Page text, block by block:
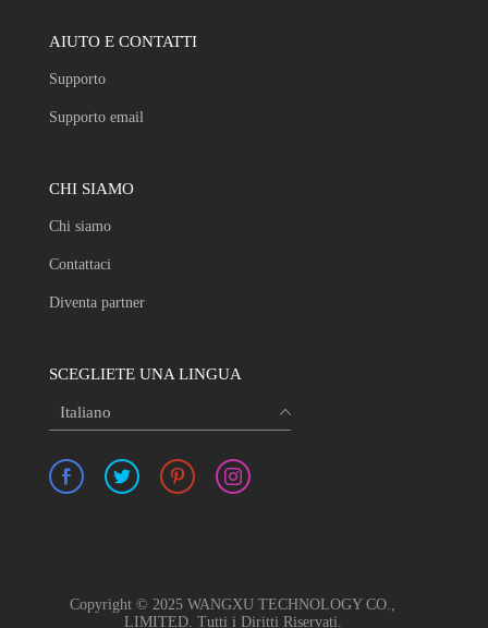
AIUTO E CONTATTI
Supporto
Supporto email
CHI SIAMO
Chi siamo
Contattaci
Diventa partner
SCEGLIETE UNA LINGUA
Italiano
Copyright © 2025 WANGXU TECHNOLOGY CO.,
LIMITED. Tutti i Diritti Riservati.